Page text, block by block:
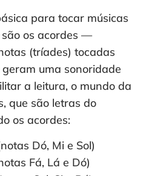
para tocar músicas
os acordes —
(tríades) tocadas
uma sonoridade
a leitura, o mundo da
que são letras do
os acordes:
Dó, Mi e Sol)
Fá, Lá e Dó)